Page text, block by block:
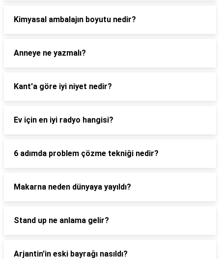
Kimyasal ambalajın boyutu nedir?
Anneye ne yazmalı?
Kant'a göre iyi niyet nedir?
Ev için en iyi radyo hangisi?
6 adımda problem çözme tekniği nedir?
Makarna neden dünyaya yayıldı?
Stand up ne anlama gelir?
Arjantin'in eski bayrağı nasıldı?